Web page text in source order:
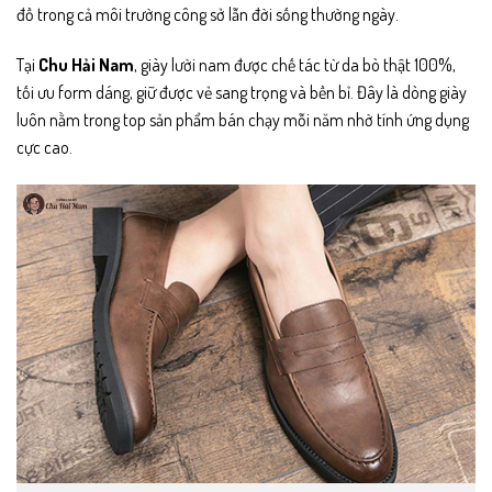
đồ trong cả môi trường công sở lẫn đời sống thường ngày.
Tại Chu Hải Nam, giày lười nam được chế tác từ da bò thật 100%,
tối ưu form dáng, giữ được vẻ sang trọng và bền bỉ. Đây là dòng giày
luôn nằm trong top sản phẩm bán chạy mỗi năm nhờ tính ứng dụng
cực cao.